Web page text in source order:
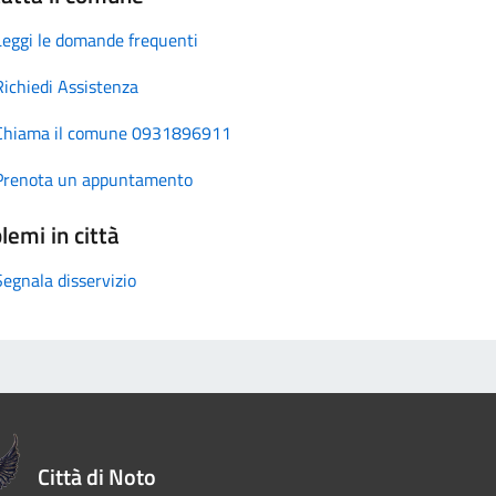
le domande frequenti
Assistenza
il comune 0931896911
un appuntamento
in città
disservizio
Città di Noto